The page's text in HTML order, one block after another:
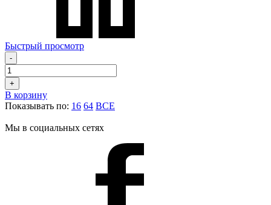
Быстрый просмотр
-
+
В корзину
Показывать по: 16 64 ВСЕ
Мы в социальных сетях